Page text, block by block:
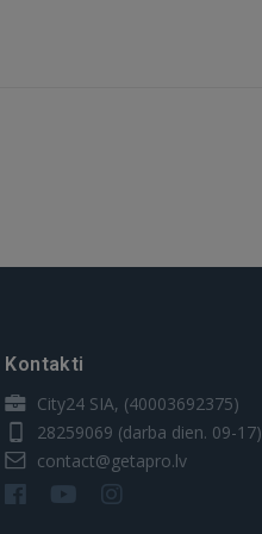
Kontakti
City24 SIA, (40003692375)
28259069 (darba dien. 09-17)
contact@getapro.lv